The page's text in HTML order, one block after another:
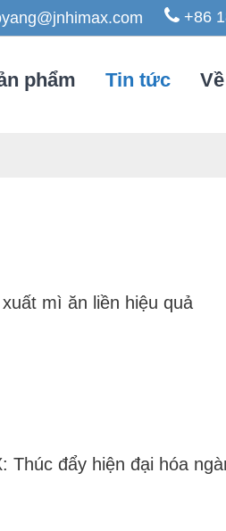
+86
phẩm Tin tức Về
mì ăn liền hiệu quả
Thúc đẩy hiện đại hóa